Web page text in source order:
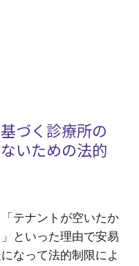
づく診療所の
いための法的
テナントが空いたか
といった理由で安易
なって法的制限によ